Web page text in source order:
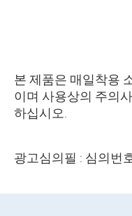
본 제품은 매일착용
이며 사용상의 주의
하십시오.
광고심의필 : 심의